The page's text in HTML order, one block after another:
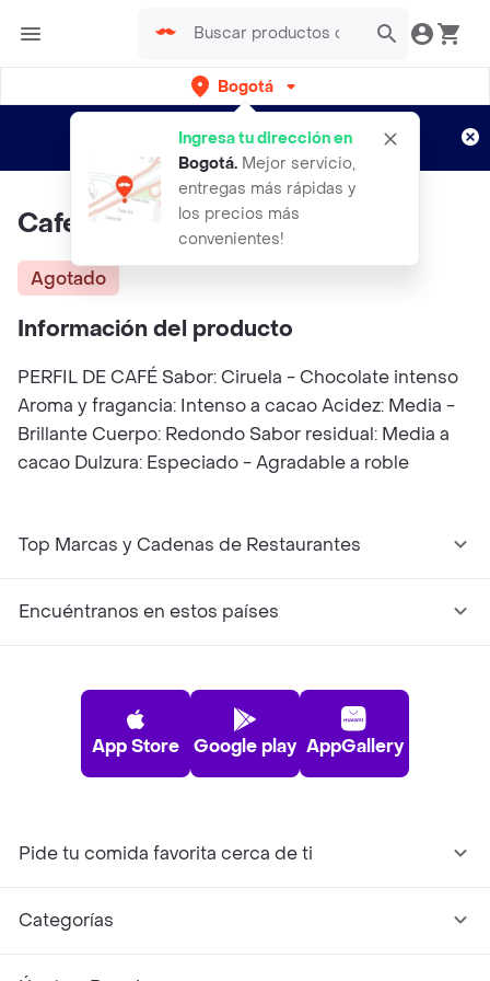
Bogotá
Ingresa tu dirección en
Bogotá. Mejor servicio,
entregas más rápidas y
los precios más
convenientes!
envíos gratis por semanas
Aplican TyC
Cafe Barrica Grano 350 Gr
Agotado
Información del producto
PERFIL DE CAFÉ Sabor: Ciruela - Chocolate intenso
Aroma y fragancia: Intenso a cacao Acidez: Media -
Brillante Cuerpo: Redondo Sabor residual: Media a
cacao Dulzura: Especiado - Agradable a roble
Top Marcas y Cadenas de Restaurantes
Encuéntranos en estos países
App Store Google play AppGallery
Pide tu comida favorita cerca de ti
Categorías